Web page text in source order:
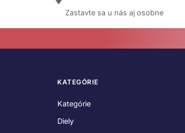
Zastavte sa u nás aj osobne
KATEGÓRIE
Kategórie
Diely